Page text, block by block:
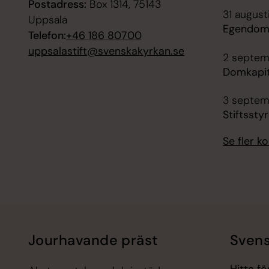
Postadress: Box 1314, 75143
Uppsala
Telefon:+46 186 80700
uppsalastift@svenskakyrkan.se
31
2
3
Se fler
Jourhavande präst